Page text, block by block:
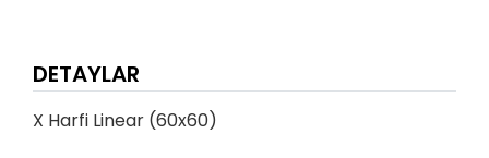
DETAYLAR
X Harfi Linear (60x60)